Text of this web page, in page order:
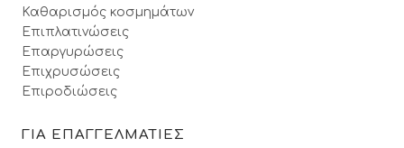
Καθαρισμός κοσμημάτων
Επιπλατινώσεις
Επαργυρώσεις
Επιχρυσώσεις
Επιροδιώσεις
ΓΙΑ ΕΠΑΓΓΕΛΜΑΤΙΕΣ